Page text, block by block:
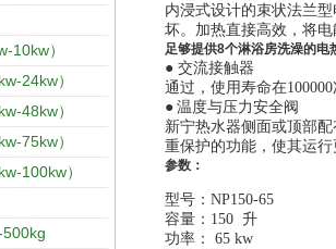
10kw）
24kw）
48kw）
75kw）
100kw）
内浸式设计的束状法兰
坏。加热直接高效，将
足够提供8个淋浴房洗澡的电
● 交流接触器
通过，使用寿命在
● 温度与压力安全阀
新宁热水器侧面或顶部
重保护的功能，使其运
参数：
型号：NP150-65
容量： 150 升
功率：
65 kw